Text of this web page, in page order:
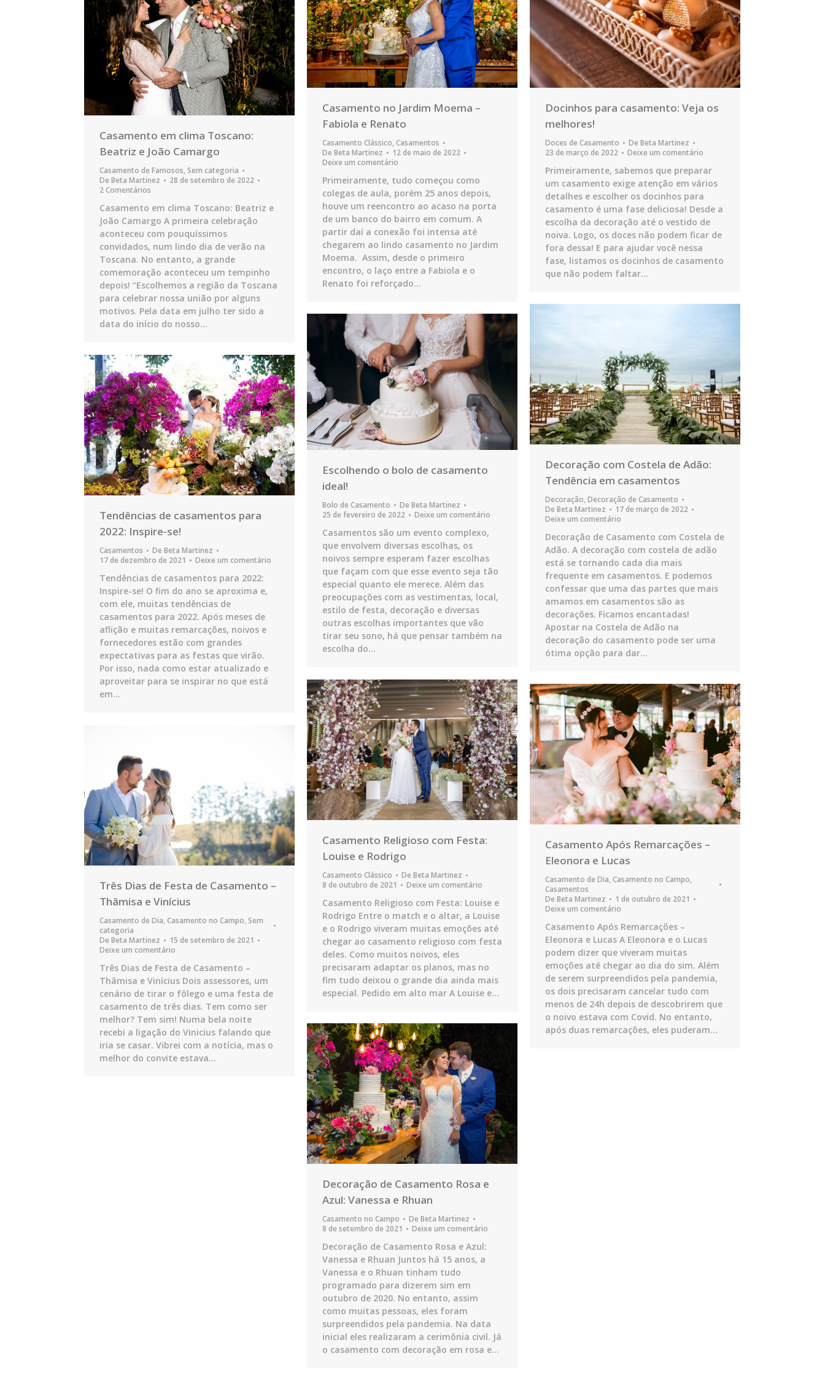
Casamento em clima Toscano:
Beatriz e João Camargo
Casamento de Famosos,Sem categoria
De Beta Martinez
28 de setembro de 2022
2 Comentários
Casamento em clima Toscano: Beatriz e
João Camargo A primeira celebração
aconteceu com pouquíssimos
convidados, num lindo dia de verão na
Toscana. No entanto, a grande
comemoração aconteceu um tempinho
depois! “Escolhemos a região da Toscana
para celebrar nossa união por alguns
motivos. Pela data em julho ter sido a
data do início do nosso…
Casamento no Jardim Moema –
Fabiola e Renato
Casamento Clássico,Casamentos
De Beta Martinez
12 de maio de 2022
Deixe um comentário
Primeiramente, tudo começou como
colegas de aula, porém 25 anos depois,
houve um reencontro ao acaso na porta
de um banco do bairro em comum. A
partir daí a conexão foi intensa até
chegarem ao lindo casamento no Jardim
Moema. Assim, desde o primeiro
encontro, o laço entre a Fabiola e o
Renato foi reforçado…
Docinhos para casamento: Veja os
melhores!
Doces de Casamento De Beta Martinez
23 de março de 2022
Deixe um comentário
Primeiramente, sabemos que preparar
um casamento exige atenção em vários
detalhes e escolher os docinhos para
casamento é uma fase deliciosa! Desde a
escolha da decoração até o vestido de
noiva. Logo, os doces não podem ficar de
fora dessa! E para ajudar você nessa
fase, listamos os docinhos de casamento
que não podem faltar…
Decoração com Costela de Adão:
Tendência em casamentos
Decoração,Decoração de Casamento
De Beta Martinez
17 de março de 2022
Deixe um comentário
Decoração de Casamento com Costela de
Adão. A decoração com costela de adão
está se tornando cada dia mais
frequente em casamentos. E podemos
confessar que uma das partes que mais
amamos em casamentos são as
decorações. Ficamos encantadas!
Apostar na Costela de Adão na
decoração do casamento pode ser uma
ótima opção para dar…
Escolhendo o bolo de casamento
ideal!
Bolo de Casamento De Beta Martinez
25 de fevereiro de 2022
Deixe um comentário
Casamentos são um evento complexo,
que envolvem diversas escolhas, os
noivos sempre esperam fazer escolhas
que façam com que esse evento seja tão
especial quanto ele merece. Além das
preocupações com as vestimentas, local,
estilo de festa, decoração e diversas
outras escolhas importantes que vão
tirar seu sono, há que pensar também na
escolha do…
Tendências de casamentos para
2022: Inspire-se!
Casamentos De Beta Martinez
17 de dezembro de 2021
Deixe um comentário
Tendências de casamentos para 2022:
Inspire-se! O fim do ano se aproxima e,
com ele, muitas tendências de
casamentos para 2022. Após meses de
aflição e muitas remarcações, noivos e
fornecedores estão com grandes
expectativas para as festas que virão.
Por isso, nada como estar atualizado e
aproveitar para se inspirar no que está
em…
Casamento Religioso com Festa:
Louise e Rodrigo
Casamento Clássico De Beta Martinez
8 de outubro de 2021
Deixe um comentário
Casamento Religioso com Festa: Louise e
Rodrigo Entre o match e o altar, a Louise
e o Rodrigo viveram muitas emoções até
chegar ao casamento religioso com festa
deles. Como muitos noivos, eles
precisaram adaptar os planos, mas no
fim tudo deixou o grande dia ainda mais
especial. Pedido em alto mar A Louise e…
Casamento Após Remarcações –
Eleonora e Lucas
Casamento de Dia,Casamento no Campo,
Casamentos
De Beta Martinez
1 de outubro de 2021
Deixe um comentário
Casamento Após Remarcações –
Eleonora e Lucas A Eleonora e o Lucas
podem dizer que viveram muitas
emoções até chegar ao dia do sim. Além
de serem surpreendidos pela pandemia,
os dois precisaram cancelar tudo com
menos de 24h depois de descobrirem que
o noivo estava com Covid. No entanto,
após duas remarcações, eles puderam…
Três Dias de Festa de Casamento –
Thâmisa e Vinícius
Casamento de Dia,Casamento no Campo,Sem
categoria
De Beta Martinez
15 de setembro de 2021
Deixe um comentário
Três Dias de Festa de Casamento –
Thâmisa e Vinícius Dois assessores, um
cenário de tirar o fôlego e uma festa de
casamento de três dias. Tem como ser
melhor? Tem sim! Numa bela noite
recebi a ligação do Vinicius falando que
iria se casar. Vibrei com a notícia, mas o
melhor do convite estava…
Decoração de Casamento Rosa e
Azul: Vanessa e Rhuan
Casamento no Campo De Beta Martinez
8 de setembro de 2021
Deixe um comentário
Decoração de Casamento Rosa e Azul:
Vanessa e Rhuan Juntos há 15 anos, a
Vanessa e o Rhuan tinham tudo
programado para dizerem sim em
outubro de 2020. No entanto, assim
como muitas pessoas, eles foram
surpreendidos pela pandemia. Na data
inicial eles realizaram a cerimônia civil. Já
o casamento com decoração em rosa e…